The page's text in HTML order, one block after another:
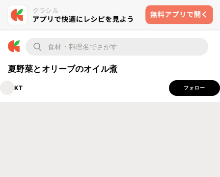
夏野菜とオリーブのオイル煮
KT フォロー